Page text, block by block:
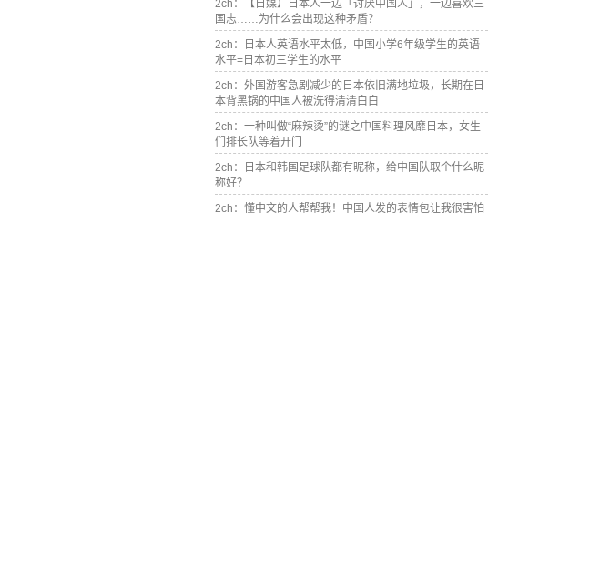
2ch：【日媒】日本人一边「讨厌中国人」，一边喜欢三
国志……为什么会出现这种矛盾？
2ch：日本人英语水平太低，中国小学6年级学生的英语
水平=日本初三学生的水平
2ch：外国游客急剧减少的日本依旧满地垃圾，长期在日
本背黑锅的中国人被洗得清清白白
2ch：一种叫做“麻辣烫”的谜之中国料理风靡日本，女生
们排长队等着开门
2ch：日本和韩国足球队都有昵称，给中国队取个什么昵
称好？
2ch：懂中文的人帮帮我！中国人发的表情包让我很害怕